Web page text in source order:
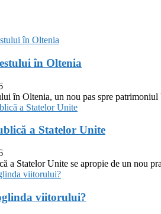
în Oltenia
în Oltenia, un nou pas spre
a Statelor Unite
a Statelor Unite se apropie de un nou
viitorului?